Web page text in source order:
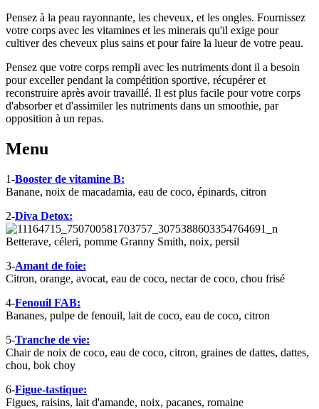
Pensez à la peau rayonnante, les cheveux, et les ongles. Fournissez
votre corps avec les vitamines et les minerais qu'il exige pour
cultiver des cheveux plus sains et pour faire la lueur de votre peau.
Pensez que votre corps rempli avec les nutriments dont il a besoin
pour exceller pendant la compétition sportive, récupérer et
reconstruire après avoir travaillé. Il est plus facile pour votre corps
d'absorber et d'assimiler les nutriments dans un smoothie, par
opposition à un repas.
Menu
1-Booster de vitamine B:
Banane, noix de macadamia, eau de coco, épinards, citron
2-Diva Detox:
Betterave, céleri, pomme Granny Smith, noix, persil
3-Amant de foie:
Citron, orange, avocat, eau de coco, nectar de coco, chou frisé
4-Fenouil FAB:
Bananes, pulpe de fenouil, lait de coco, eau de coco, citron
5-Tranche de vie:
Chair de noix de coco, eau de coco, citron, graines de dattes, dattes,
chou, bok choy
6-Figue-tastique:
Figues, raisins, lait d'amande, noix, pacanes, romaine